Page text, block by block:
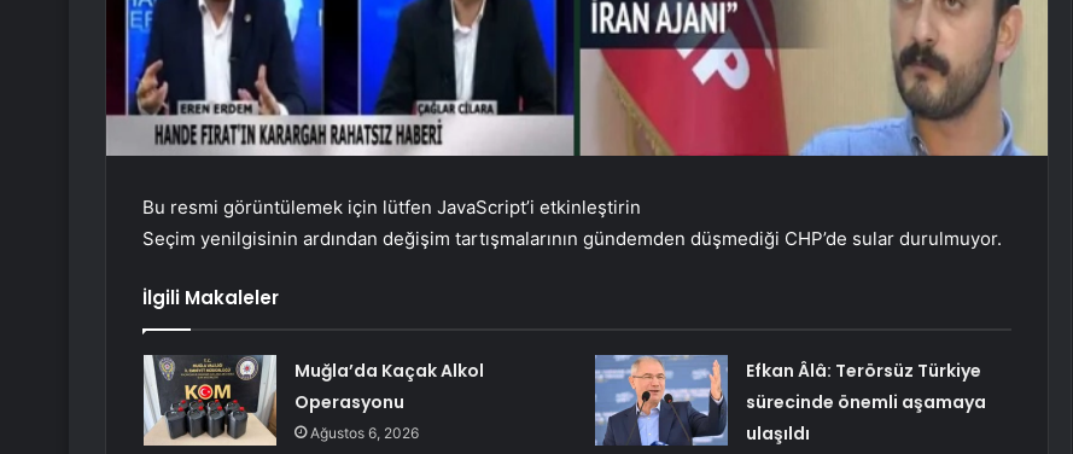
Bu resmi görüntülemek için lütfen JavaScript’i etkinleştirin
Seçim yenilgisinin ardından değişim tartışmalarının gündemden düşmediği CHP’de sular durulmuyor.
İlgili Makaleler
Muğla’da Kaçak Alkol
Operasyonu
Ağustos 6, 2026
Efkan Âlâ: Terörsüz Türkiye
sürecinde önemli aşamaya
ulaşıldı